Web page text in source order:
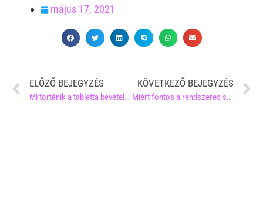
május 17, 2021
ELŐZŐ BEJEGYZÉS
Mi történik a tabletta bevétele után?
KÖVETKEZŐ BEJEGYZÉS
Miért fontos a rendszeres szűrés?